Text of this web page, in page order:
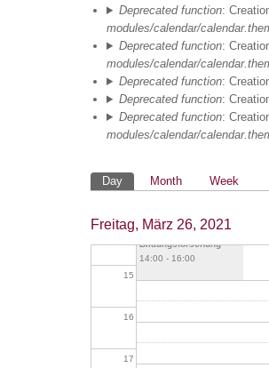
Deprecated function:
modules/calendar/
Deprecated function:
modules/calendar/
Deprecated function:
Deprecated function:
Deprecated function:
modules/calendar/
Primäre
Reiter
Day Month Week
Freitag, März 26, 2021
09
10
11
13
14
15
16
17
AK Empirische
Bildungsforschung
14:00 - 16:00